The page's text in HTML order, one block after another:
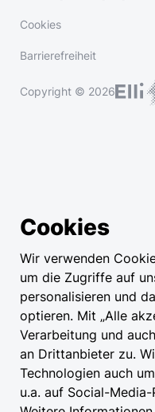
Cookies
Barrierefreiheit
Copyright © 2026
Cookies
Wir verwenden
um die Zugriffe auf
personalisieren und
optieren. Mit „Alle
Verarbeitung und
an Drittanbieter zu.
Technologien auch
u.a. auf Social-